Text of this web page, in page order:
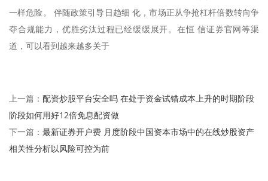
一样危险。 伴随政策引导日趋细 化，市场正从争抢杠杆倍数转向争
夺合规能力，优胜劣汰过程已经缓缓展开。在恒 信证券官网等渠
道，可以看到越来越多关于
上一篇： 配资炒股平台安全吗 在处于资金试错成本上升的时期阶段
阶段如何用好12倍免息配资做
下一篇： 最新证券开户费 月度阶段中国资本市场中的在线炒股资产
相关性分析以风险可控为前